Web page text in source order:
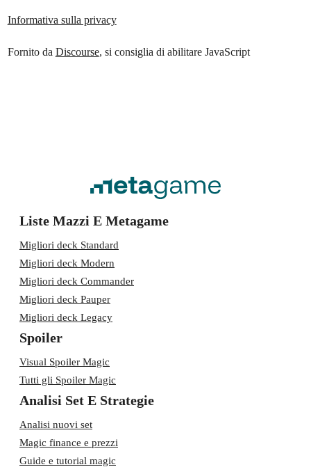
Informativa sulla privacy
Fornito da Discourse, si consiglia di abilitare JavaScript
Liste Mazzi E Metagame
Migliori deck Standard
Migliori deck Modern
Migliori deck Commander
Migliori deck Pauper
Migliori deck Legacy
Spoiler
Visual Spoiler Magic
Tutti gli Spoiler Magic
Analisi Set E Strategie
Analisi nuovi set
Magic finance e prezzi
Guide e tutorial magic